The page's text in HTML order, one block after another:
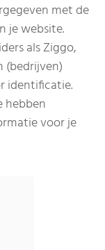
met de
je website.
als Ziggo,
(bedrijven)
identificatie.
hebben
voor je